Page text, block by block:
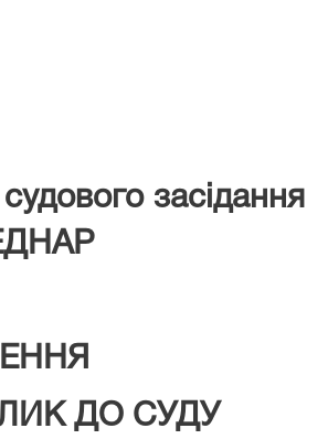
судового
ДО СУДУ